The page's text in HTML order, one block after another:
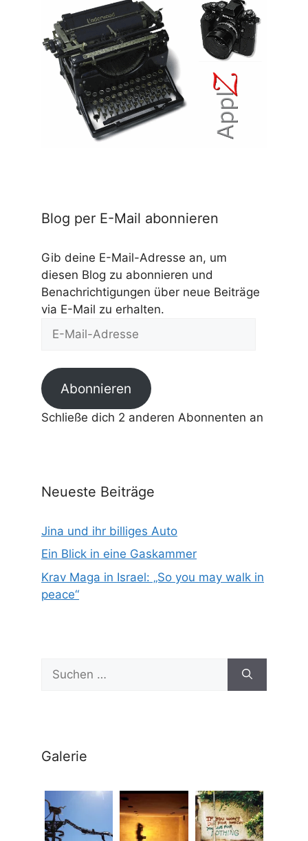
Blog per E-Mail abonnieren
Gib deine E-Mail-Adresse an, um
diesen Blog zu abonnieren und
Benachrichtigungen über neue Beiträge
via E-Mail zu erhalten.
Mail-
Abonnieren
Schließe dich 2 anderen Abonnenten an
Neueste Beiträge
Jina und ihr billiges Auto
Ein Blick in eine Gaskammer
Krav Maga in Israel: „So you may walk in
peace“
nach:
Galerie